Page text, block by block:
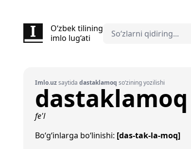
O‘zbek tilining
imlo lug‘ati
Imlo.uzsaytida dastaklamoq so‘zining yozilishi
dastaklamoq
fe'l
Bo‘g‘inlarga bo‘linishi: [das-tak-la-moq]